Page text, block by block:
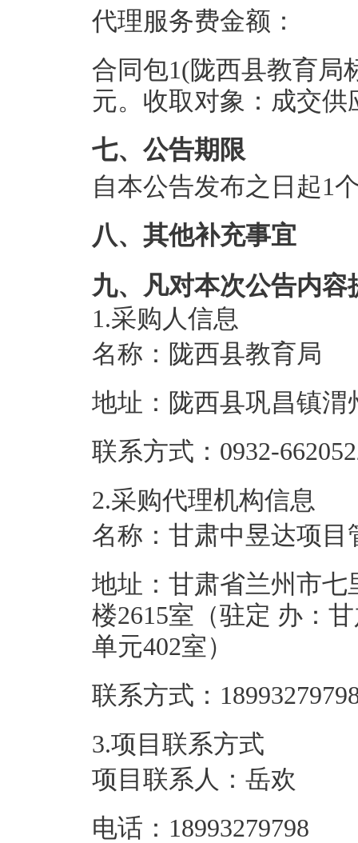
代理服务费金额：
合同包1(陇西县教育局
元。 收取对象： 成交供
七、公告期限
自本公告发布之日起1
八、其他补充事宜
九、凡对本次公告内
1.采购人信息
名称： 陇西县教育局
地址： 陇西县巩昌镇
联系方式： 0932-
2.采购代理机构信息
名称： 甘肃中昱达项目
地址： 甘肃省兰州市七
楼2615室（驻定 办：
单元402室）
联系方式：
3.项目联系方式
项目联系人： 岳欢
电话： 18993279798